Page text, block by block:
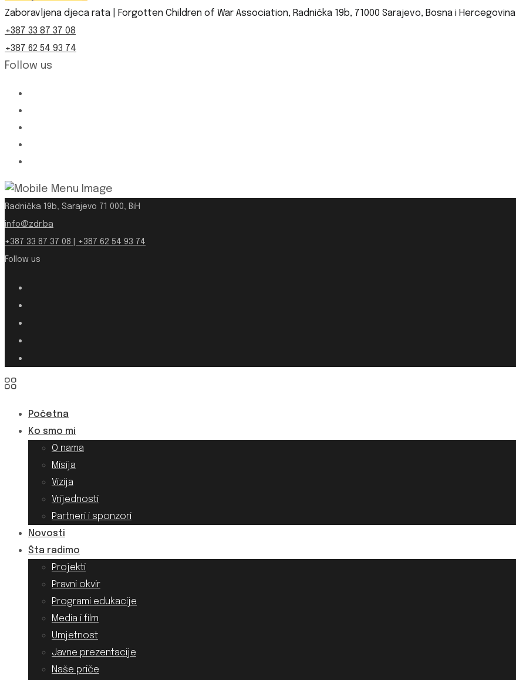
Zaboravljena djeca rata | Forgotten Children of War Association, Radnička 19b, 71000 Sarajevo, Bosna i Hercegovina
+387 33 87 37 08
+387 62 54 93 74
Follow us
Radnička 19b, Sarajevo 71 000, BiH
info@zdr.ba
+387 33 87 37 08 | +387 62 54 93 74
Follow us
Početna
Ko smo mi
O nama
Misija
Vizija
Vrijednosti
Partneri i sponzori
Novosti
Šta radimo
Projekti
Pravni okvir
Programi edukacije
Media i film
Umjetnost
Javne prezentacije
Naše priče